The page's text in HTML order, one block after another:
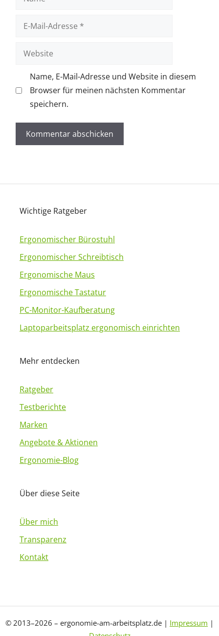
Adresse
Website
Name, E-Mail-Adresse und Website in diesem
Browser für meinen nächsten Kommentar
speichern.
e
Wichtige Ratgeber
Ergonomischer Bürostuhl
Ergonomischer Schreibtisch
Ergonomische Maus
Ergonomische Tastatur
PC-Monitor-Kaufberatung
Laptoparbeitsplatz ergonomisch einrichten
Mehr entdecken
Ratgeber
Testberichte
Marken
Angebote & Aktionen
Ergonomie-Blog
Über diese Seite
Über mich
Transparenz
Kontakt
© 2013–2026 – ergonomie-am-arbeitsplatz.de | Impressum |